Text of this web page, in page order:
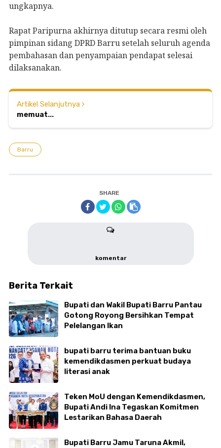
ungkapnya.
Rapat Paripurna akhirnya ditutup secara resmi oleh
pimpinan sidang DPRD Barru setelah seluruh agenda
pembahasan dan penyampaian pendapat selesai
dilaksanakan.
Artikel Selanjutnya
memuat...
Barru
SHARE
komentar
Berita Terkait
Bupati dan Wakil Bupati Barru Pantau
Gotong Royong Bersihkan Tempat
Pelelangan Ikan
bupati barru terima bantuan buku
kemendikdasmen perkuat budaya
literasi anak
Teken MoU dengan Kemendikdasmen,
Bupati Andi Ina Tegaskan Komitmen
Lestarikan Bahasa Daerah
Bupati Barru Jamu Taruna Akmil,